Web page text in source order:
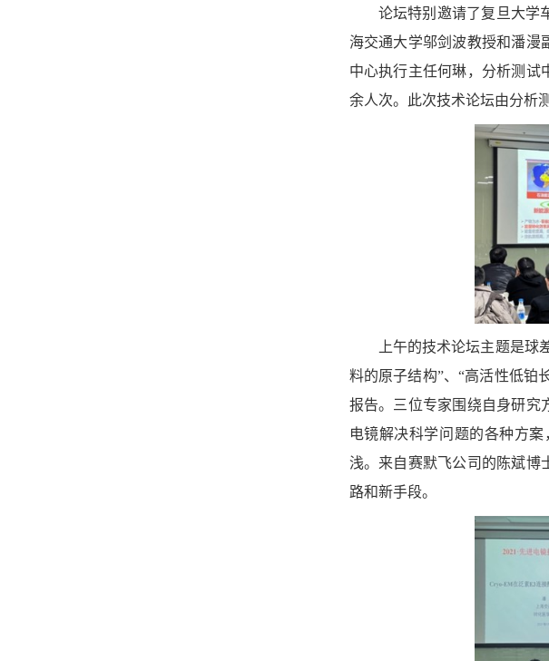
论坛特别邀请了复旦大学
海交通大学邬剑波教授和潘漫
中心执行主任何琳，分析测试
余人次。此次技术论坛由分析
上午的技术论坛主题是
料的原子结构”、“高活性低铂
报告。三位专家围绕自身研究
电镜解决科学问题的各种方
浅。来自赛默飞公司的陈斌博
路和新手段。